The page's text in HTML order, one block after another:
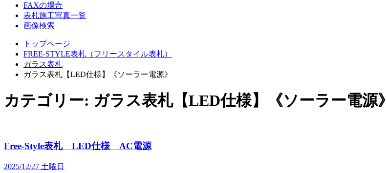
FAXの場合
表札施工写真一覧
画像検索
トップページ
FREE-STYLE表札（フリースタイル表札）
ガラス表札
ガラス表札【LED仕様】《ソーラー電源》
カテゴリー: ガラス表札【LED仕様】《ソーラー電源》
Free-Style表札 LED仕様 AC電源
2025/12/27 土曜日